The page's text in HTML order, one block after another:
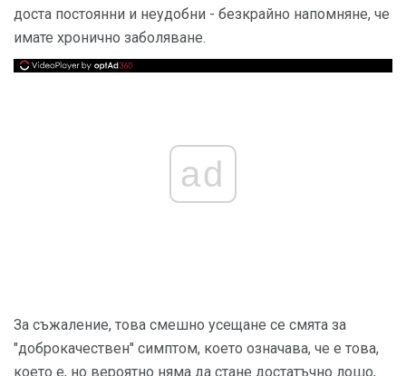
доста постоянни и неудобни - безкрайно напомняне, че
имате хронично заболяване.
ad
За съжаление, това смешно усещане се смята за
"доброкачествен" симптом, което означава, че е това,
което е, но вероятно няма да стане достатъчно лошо,